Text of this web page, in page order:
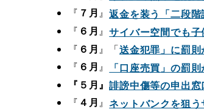
『 ７月』返金を装う「二段
『 ６月』サイバー空間でも
『 ６月』「送金犯罪」に罰
『 ６月』
「口座売買」の罰
『５月』誹謗中傷等の申出
『 ４月』ネットバンクを狙